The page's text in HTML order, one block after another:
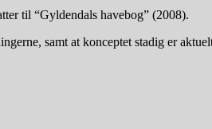
til “Gyldendals havebog” (2008).
samt at konceptet stadig er